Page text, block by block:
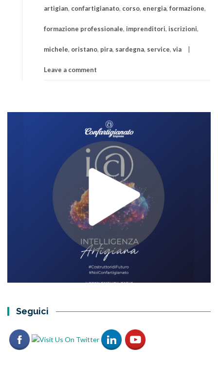
artigian, confartigianato, corso, energia, formazione,
formazione professionale, imprenditori, iscrizioni,
michele, oristano, pira, sardegna, service, via
Leave a comment
Seguici